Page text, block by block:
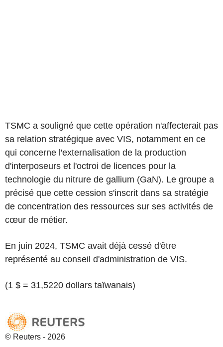
TSMC a souligné que cette opération n'affecterait pas
sa relation stratégique avec VIS, notamment en ce
qui concerne l'externalisation de la production
d'interposeurs et l'octroi de licences pour la
technologie du nitrure de gallium (GaN). Le groupe a
précisé que cette cession s'inscrit dans sa stratégie
de concentration des ressources sur ses activités de
cœur de métier.
En juin 2024, TSMC avait déjà cessé d'être
représenté au conseil d'administration de VIS.
(1 $ = 31,5220 dollars taïwanais)
© Reuters - 2026